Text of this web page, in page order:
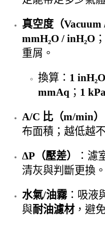
真空度（Vacuum
mmH₂O / inH₂O
重屑。
換算： 1
mmAq ； 1
A/C 比（m/min）
布面積；越低越
ΔP（壓差）
：濾
清灰與判斷更換。
水氣/油霧：吸液
與耐油濾材，避